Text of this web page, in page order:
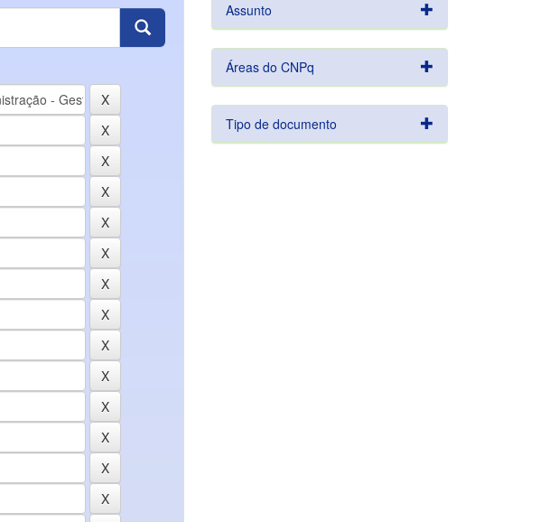
Assunto
Áreas do CNPq
Tipo de documento